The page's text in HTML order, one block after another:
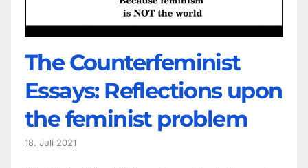
The Counter­feminist
Essays: Reflections upon
the feminist problem
18. Juli 2021